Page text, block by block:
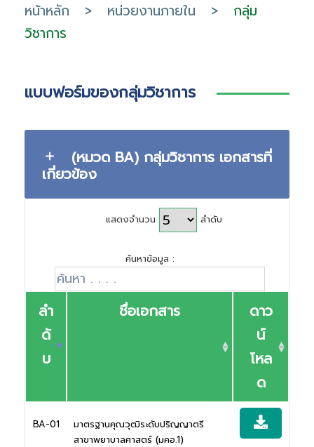
หน้าหลัก > หน่วยงานภายใน >
กลุ่ม
วิชาการ
แบบฟอร์มของกลุ่มวิชาการ
(หมวด BA) กลุ่มวิชาการ เอกสารที่
เกี่ยวข้อง
แสดงจำนวน ลำดับ
ค้นหาข้อมูล :
ลำ
ดั
บ
ชื่อเอกสาร
ดาว
น์
โหล
ด
BA-01
มาตรฐานคุณวุฒิระดับปริญญาตรี
สาขาพยาบาลศาสตร์ (มคอ.1)